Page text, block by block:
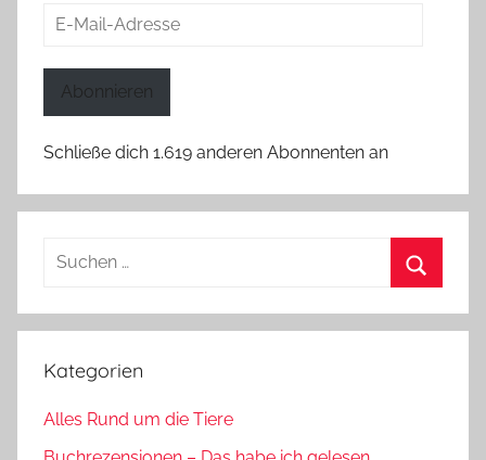
E-
Abonnieren
Schließe dich 1.619 anderen Abonnenten an
Suchen
Kategorien
Alles Rund um die Tiere